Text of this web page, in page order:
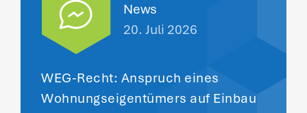
News
20. Juli 2026
WEG-Recht: Anspruch eines
Wohnungseigentümers auf Einbau